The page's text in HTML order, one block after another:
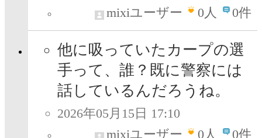
mixiユーザー
0人 0件
他に吸っていたカープの選
手って、誰？既に警察には
話しているんだろうね。
2026年05月15日 17:10
mixiユーザー
0人 0件